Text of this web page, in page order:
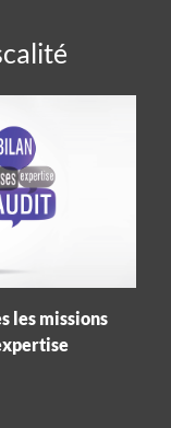
les missions